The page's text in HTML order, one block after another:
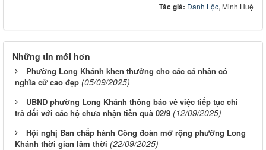
Tác giả: Danh Lộc, Minh Huệ
Những tin mới hơn
Phường Long Khánh khen thưởng cho các cá nhân có
nghĩa cử cao đẹp (05/09/2025)
UBND phường Long Khánh thông báo về việc tiếp tục chi
trả đối với các hộ chưa nhận tiền quà 02/9 (12/09/2025)
Hội nghị Ban chấp hành Công đoàn mở rộng phường Long
Khánh thời gian lâm thời (22/09/2025)